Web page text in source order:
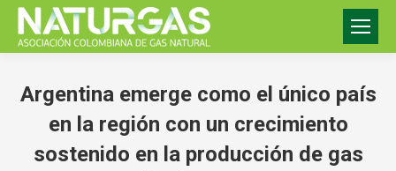
Argentina emerge como el único país
en la región con un crecimiento
sostenido en la producción de gas